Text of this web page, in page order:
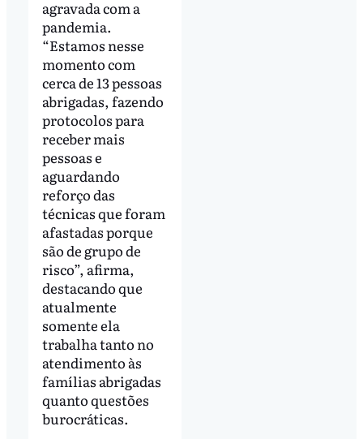
agravada com a
pandemia.
“Estamos nesse
momento com
cerca de 13 pessoas
abrigadas, fazendo
protocolos para
receber mais
pessoas e
aguardando
reforço das
técnicas que foram
afastadas porque
são de grupo de
risco”, afirma,
destacando que
atualmente
somente ela
trabalha tanto no
atendimento às
famílias abrigadas
quanto questões
burocráticas.